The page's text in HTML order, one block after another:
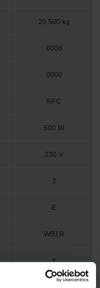
20.500 kg
0008
0000
RFC
500 W
230 V
2
E
WBTR
Y